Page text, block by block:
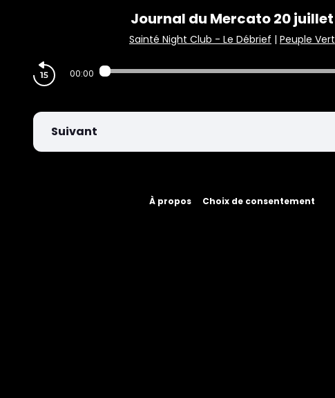
Journal du Mercato 20 juillet
Sainté Night Club - Le Débrief | Peuple Vert
00:00
Suivant
À propos Choix de consentement